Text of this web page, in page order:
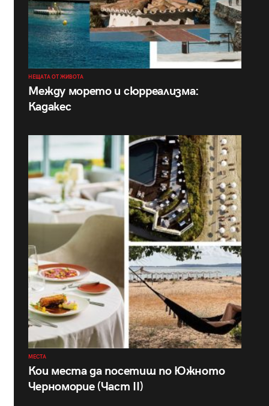
НЕЩАТА ОТ ЖИВОТА
Между морето и сюрреализма:
Кадакес
МЕСТА
Кои места да посетиш по Южното
Черноморие (Част II)